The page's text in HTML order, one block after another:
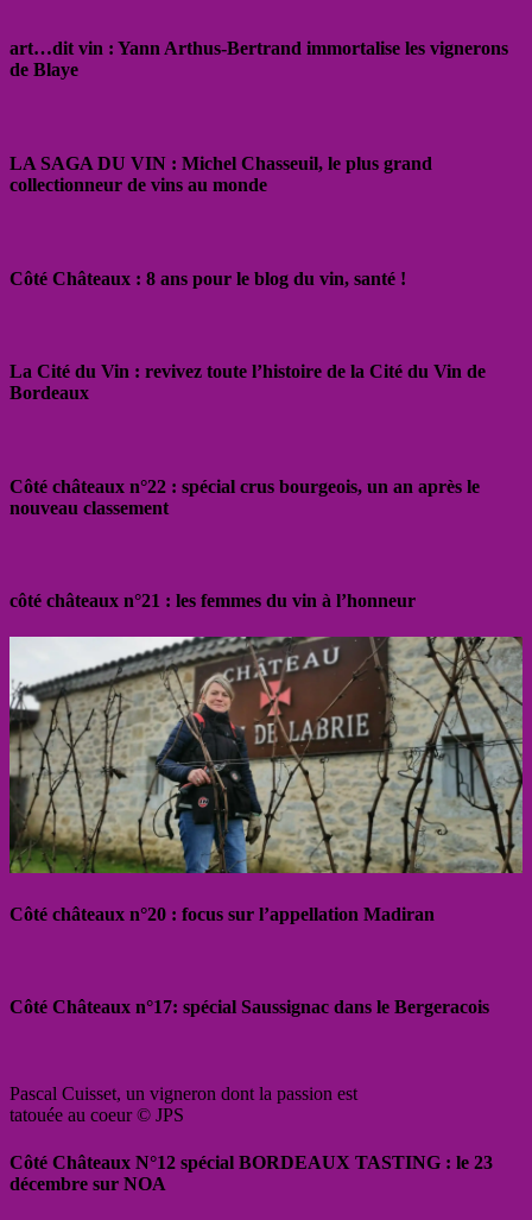
art…dit vin : Yann Arthus-Bertrand immortalise les vignerons
de Blaye
LA SAGA DU VIN : Michel Chasseuil, le plus grand
collectionneur de vins au monde
Côté Châteaux : 8 ans pour le blog du vin, santé !
La Cité du Vin : revivez toute l’histoire de la Cité du Vin de
Bordeaux
Côté châteaux n°22 : spécial crus bourgeois, un an après le
nouveau classement
côté châteaux n°21 : les femmes du vin à l’honneur
Côté châteaux n°20 : focus sur l’appellation Madiran
Côté Châteaux n°17: spécial Saussignac dans le Bergeracois
Pascal Cuisset, un vigneron dont la passion est
tatouée au coeur © JPS
Côté Châteaux N°12 spécial BORDEAUX TASTING : le 23
décembre sur NOA